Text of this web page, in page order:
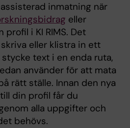
inmatning när
eller
profil i KI RIMS. Det
eller klistra in ett
text i en enda ruta,
använder för att mata
rätt ställe. Innan den nya
din profil får du
alla uppgifter och
behövs.